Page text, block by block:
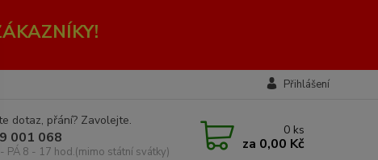
Přihlášení
dotaz, přání? Zavolejte.
001 068
PÁ 8 - 17 hod.(mimo státní svátky)
0 ks
za 0,00 Kč